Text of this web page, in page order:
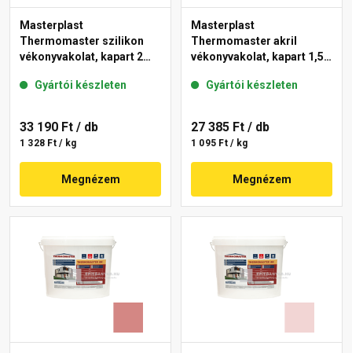
Masterplast
Thermomaster szilikon
vékonyvakolat, kapart 2
Gyártói készleten
33 190 Ft / db
1 328 Ft / kg
Megnézem
Masterplast
Thermomaster akril
vékonyvakolat, kapart 1,5
Gyártói készleten
27 385 Ft / db
1 095 Ft / kg
Megnézem